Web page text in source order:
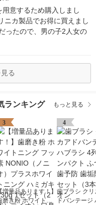
意するため購入しまし
ニカ製品でお得に買えまし
ったので、男の子2人女の
る
ランキング もっと見る
3
増量品あります！】
磨き粉 ホワイトニ
4
歯ブラシ クリ
ドバンテージ